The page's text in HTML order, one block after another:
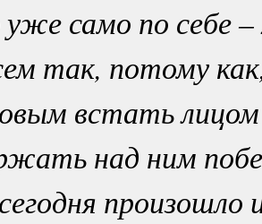
само по себе
так, потому
встать
над ним
произошло